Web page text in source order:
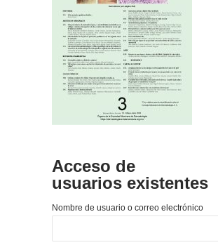
Acceso de
usuarios existentes
Nombre de usuario o correo electrónico